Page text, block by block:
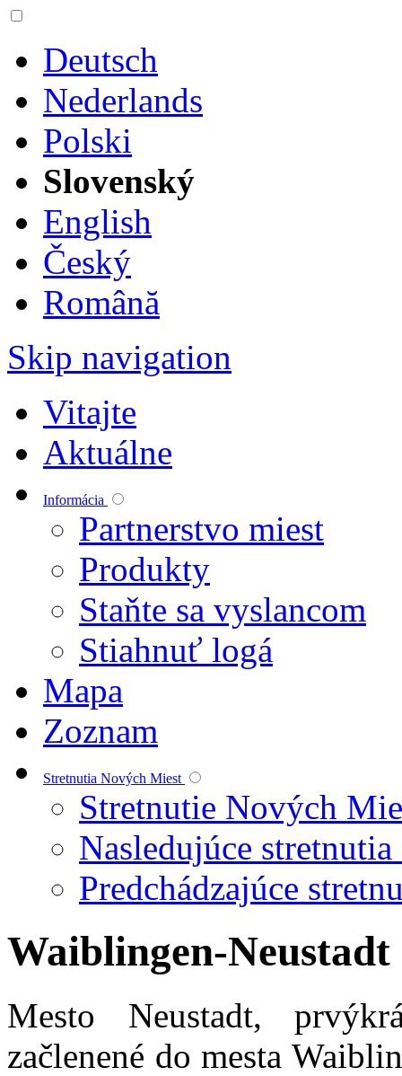
Deutsch
Nederlands
Polski
Slovenský
English
Český
Română
Skip navigation
Vitajte
Aktuálne
Informácia
Partnerstvo miest
Produkty
Staňte sa vyslancom
Stiahnuť logá
Mapa
Zoznam
Stretnutia Nových Miest
Stretnutie Nových
Nasledujúce
Predchádzajúce
Waiblingen-Neustadt
Mesto Neustadt,
začlenené do mesta